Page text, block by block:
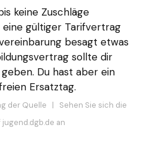
keine Zuschläge
gültiger Tarifvertrag
besagt etwas
sollte dir
Du hast aber ein
Ersatztag.
der Quelle | Sehen Sie sich die
an